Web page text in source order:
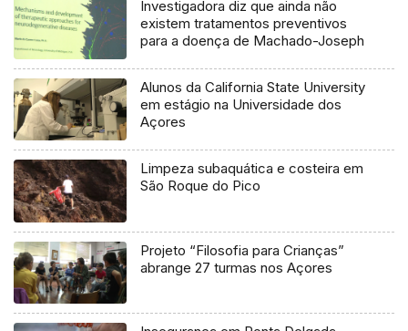
Investigadora diz que ainda não
existem tratamentos preventivos
para a doença de Machado-Joseph
Alunos da California State University
em estágio na Universidade dos
Açores
Limpeza subaquática e costeira em
São Roque do Pico
Projeto “Filosofia para Crianças”
abrange 27 turmas nos Açores